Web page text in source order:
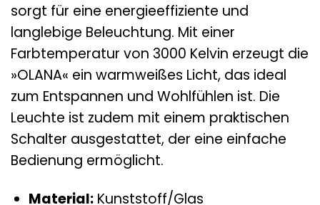
sorgt für eine energieeffiziente und
langlebige Beleuchtung. Mit einer
Farbtemperatur von 3000 Kelvin erzeugt die
»OLANA« ein warmweißes Licht, das ideal
zum Entspannen und Wohlfühlen ist. Die
Leuchte ist zudem mit einem praktischen
Schalter ausgestattet, der eine einfache
Bedienung ermöglicht.
Material:Kunststoff/Glas